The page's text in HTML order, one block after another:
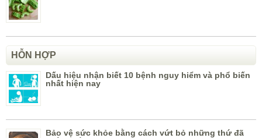
HỖN HỢP
Dấu hiệu nhận biết 10 bệnh nguy hiểm và phổ biến
nhất hiện nay
Bảo vệ sức khỏe bằng cách vứt bỏ những thứ đã